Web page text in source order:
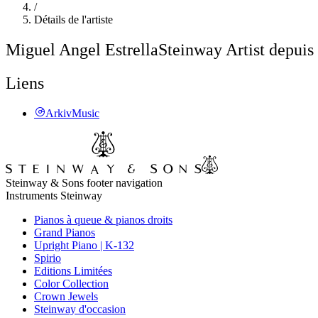
/
Détails de l'artiste
Miguel Angel EstrellaSteinway Artist depuis
Liens
ArkivMusic
Steinway & Sons footer navigation
Instruments Steinway
Pianos à queue & pianos droits
Grand Pianos
Upright Piano | K-132
Spirio
Editions Limitées
Color Collection
Crown Jewels
Steinway d'occasion